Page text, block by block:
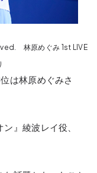
林原めぐみ 1st LIVE
は林原めぐみさ
』綾波レイ役、